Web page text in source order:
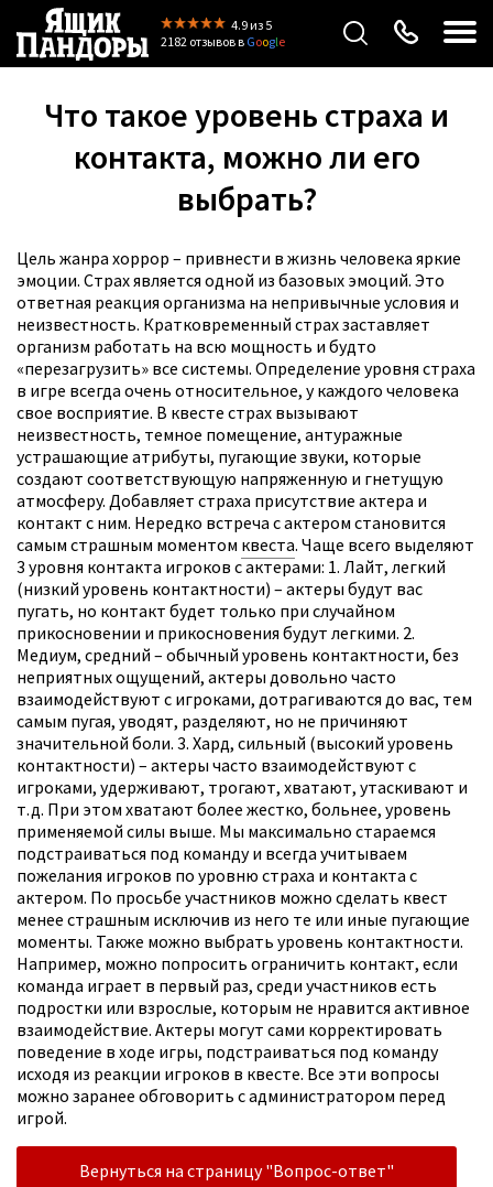
4.9из 5
2182 отзывовв Google
Что такое уровень страха и
контакта, можно ли его
выбрать?
Цель жанра хоррор – привнести в жизнь человека яркие
эмоции. Страх является одной из базовых эмоций. Это
ответная реакция организма на непривычные условия и
неизвестность. Кратковременный страх заставляет
организм работать на всю мощность и будто
«перезагрузить» все системы. Определение уровня страха
в игре всегда очень относительное, у каждого человека
свое восприятие. В квесте страх вызывают
неизвестность, темное помещение, антуражные
устрашающие атрибуты, пугающие звуки, которые
создают соответствующую напряженную и гнетущую
атмосферу. Добавляет страха присутствие актера и
контакт с ним. Нередко встреча с актером становится
самым страшным моментом квеста. Чаще всего выделяют
3 уровня контакта игроков с актерами: 1. Лайт, легкий
(низкий уровень контактности) – актеры будут вас
пугать, но контакт будет только при случайном
прикосновении и прикосновения будут легкими. 2.
Медиум, средний – обычный уровень контактности, без
неприятных ощущений, актеры довольно часто
взаимодействуют с игроками, дотрагиваются до вас, тем
самым пугая, уводят, разделяют, но не причиняют
значительной боли. 3. Хард, сильный (высокий уровень
контактности) – актеры часто взаимодействуют с
игроками, удерживают, трогают, хватают, утаскивают и
т.д. При этом хватают более жестко, больнее, уровень
применяемой силы выше. Мы максимально стараемся
подстраиваться под команду и всегда учитываем
пожелания игроков по уровню страха и контакта с
актером. По просьбе участников можно сделать квест
менее страшным исключив из него те или иные пугающие
моменты. Также можно выбрать уровень контактности.
Например, можно попросить ограничить контакт, если
команда играет в первый раз, среди участников есть
подростки или взрослые, которым не нравится активное
взаимодействие. Актеры могут сами корректировать
поведение в ходе игры, подстраиваться под команду
исходя из реакции игроков в квесте. Все эти вопросы
можно заранее обговорить с администратором перед
игрой.
Вернуться на страницу "Вопрос-ответ"